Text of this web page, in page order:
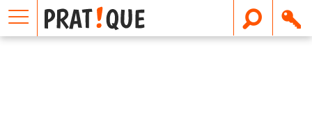
E
m
a